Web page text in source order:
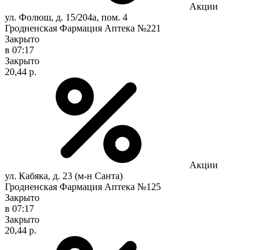
Акции
ул. Фолюш, д. 15/204а, пом. 4
Гродненская Фармация Аптека №221
Закрыто
в 07:17
Закрыто
20,44 р.
Акции
ул. Кабяка, д. 23 (м-н Санта)
Гродненская Фармация Аптека №125
Закрыто
в 07:17
Закрыто
20,44 р.